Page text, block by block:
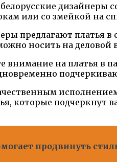
или со змейкой на
предлагают
носить на
на платья в
которые подчеркнут
продвинуть